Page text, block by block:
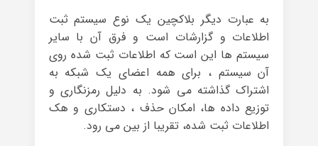
به عبارت دیگر بلاکچین یک نوع سیستم ثبت
اطلاعات و گزارشات است و فرق آن با سایر
سیستم ها این است که اطلاعات ثبت شده روی
آن سیستم ، برای همه اعضای یک شبکه به
اشتراک گذاشته می شود. به دلیل رمزنگاری و
توزیع داده ها، امکان حذف ، دستکاری و هک
اطلاعات ثبت شده، تقریبا از بین می رود.